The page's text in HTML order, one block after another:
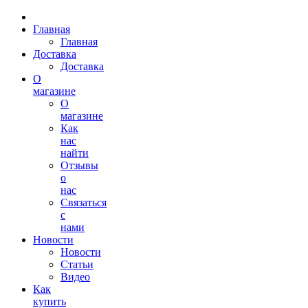
Главная
Главная
Доставка
Доставка
О
магазине
О
магазине
Как
нас
найти
Отзывы
о
нас
Связаться
с
нами
Новости
Новости
Статьи
Видео
Как
купить